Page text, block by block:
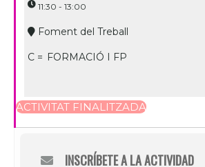
11:30 - 13:00
Foment del Treball
C = FORMACIÓ I FP
ACTIVITAT FINALITZADA
INSCRÍBETE A LA ACTIVIDAD